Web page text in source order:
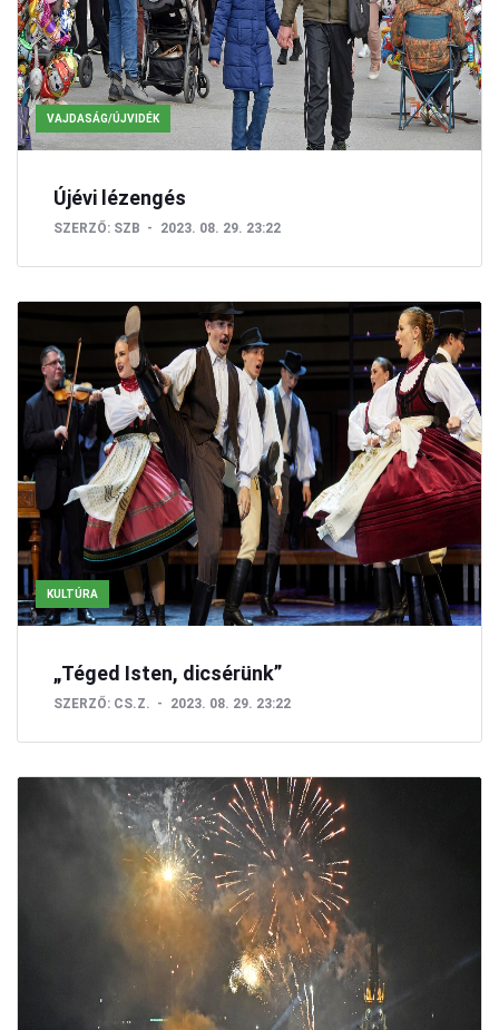
VAJDASÁG/ÚJVIDÉK
Újévi lézengés
SZERZŐ: SZB 2023. 08. 29. 23:22
KULTÚRA
„Téged Isten, dicsérünk”
SZERZŐ: CS.Z. 2023. 08. 29. 23:22